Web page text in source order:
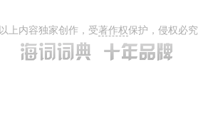
以上内容独家创作，受著作权保护，侵权必究